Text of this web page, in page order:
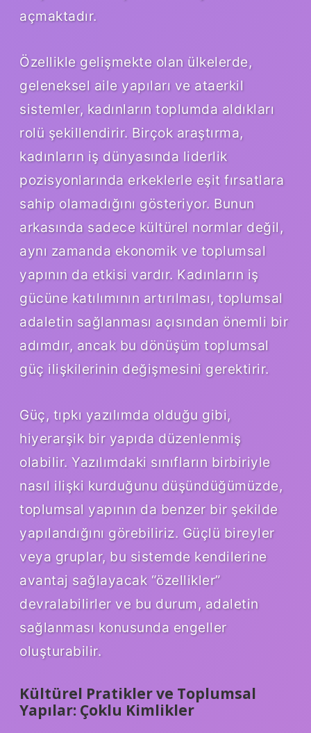
açmaktadır.
Özellikle gelişmekte olan ülkelerde,
geleneksel aile yapıları ve ataerkil
sistemler, kadınların toplumda aldıkları
rolü şekillendirir. Birçok araştırma,
kadınların iş dünyasında liderlik
pozisyonlarında erkeklerle eşit fırsatlara
sahip olamadığını gösteriyor. Bunun
arkasında sadece kültürel normlar değil,
aynı zamanda ekonomik ve toplumsal
yapının da etkisi vardır. Kadınların iş
gücüne katılımının artırılması, toplumsal
adaletin sağlanması açısından önemli bir
adımdır, ancak bu dönüşüm toplumsal
güç ilişkilerinin değişmesini gerektirir.
Güç, tıpkı yazılımda olduğu gibi,
hiyerarşik bir yapıda düzenlenmiş
olabilir. Yazılımdaki sınıfların birbiriyle
nasıl ilişki kurduğunu düşündüğümüzde,
toplumsal yapının da benzer bir şekilde
yapılandığını görebiliriz. Güçlü bireyler
veya gruplar, bu sistemde kendilerine
avantaj sağlayacak “özellikler”
devralabilirler ve bu durum, adaletin
sağlanması konusunda engeller
oluşturabilir.
Kültürel Pratikler ve Toplumsal
Yapılar: Çoklu Kimlikler